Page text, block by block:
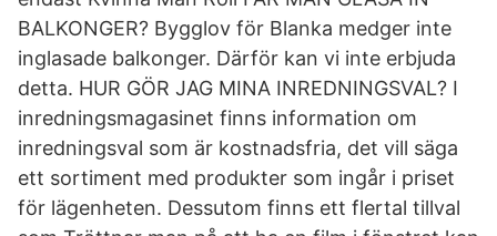
BALKONGER? Bygglov för Blanka medger inte
inglasade balkonger. Därför kan vi inte erbjuda
detta. HUR GÖR JAG MINA INREDNINGSVAL? I
inredningsmagasinet finns information om
inredningsval som är kostnadsfria, det vill säga
ett sortiment med produkter som ingår i priset
för lägenheten. Dessutom finns ett flertal tillval